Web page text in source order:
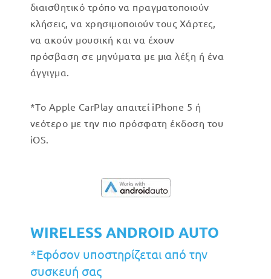
διαισθητικό τρόπο να πραγματοποιούν
κλήσεις, να χρησιμοποιούν τους Χάρτες,
να ακούν μουσική και να έχουν
πρόσβαση σε μηνύματα με μια λέξη ή ένα
άγγιγμα.
*Το Apple CarPlay απαιτεί iPhone 5 ή
νεότερο με την πιο πρόσφατη έκδοση του
iOS.
WIRELESS ANDROID AUTO
*Εφόσον υποστηρίζεται από την
συσκευή σας